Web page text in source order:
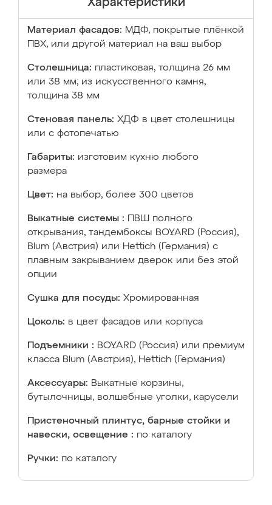
Характеристики
Материал фасадов: МДФ, покрытые плёнкой
ПВХ, или другой материал на ваш выбор
Столешница: пластиковая, толщина 26 мм
или 38 мм; из искусственного камня,
толщина 38 мм
Стеновая панель: ХДФ в цвет столешницы
или с фотопечатью
Габариты: изготовим кухню любого
размера
Цвет: на выбор, более 300 цветов
Выкатные системы :
ПВШ полного
открывания, тандембоксы BOYARD (Россия),
Blum (Австрия) или Hettich (Германия) с
плавным закрыванием дверок или без этой
опции
Сушка для посуды: Хромированная
Цоколь: в цвет фасадов или корпуса
Подъемники : BOYARD (Россия) или премиум
класса Blum (Австрия), Hettich (Германия)
Аксессуары: Выкатные корзины,
бутылочницы, волшебные уголки, карусели
Пристеночный плинтус, барные стойки и
навески, освещение : по каталогу
Ручки: по каталогу